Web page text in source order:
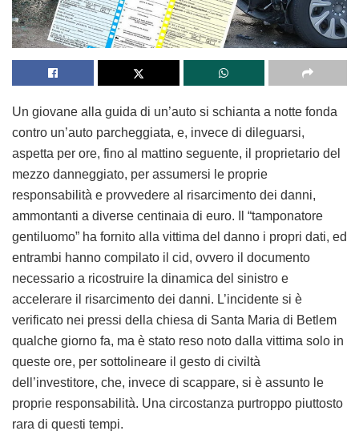
Un giovane alla guida di un’auto si schianta a notte fonda
contro un’auto parcheggiata, e, invece di dileguarsi,
aspetta per ore, fino al mattino seguente, il proprietario del
mezzo danneggiato, per assumersi le proprie
responsabilità e provvedere al risarcimento dei danni,
ammontanti a diverse centinaia di euro. Il “tamponatore
gentiluomo” ha fornito alla vittima del danno i propri dati, ed
entrambi hanno compilato il cid, ovvero il documento
necessario a ricostruire la dinamica del sinistro e
accelerare il risarcimento dei danni. L’incidente si è
verificato nei pressi della chiesa di Santa Maria di Betlem
qualche giorno fa, ma è stato reso noto dalla vittima solo in
queste ore, per sottolineare il gesto di civiltà
dell’investitore, che, invece di scappare, si è assunto le
proprie responsabilità. Una circostanza purtroppo piuttosto
rara di questi tempi.